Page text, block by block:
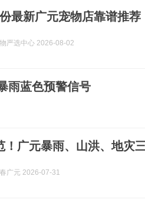
最新广元宠物店靠谱推荐
严选中心 2026-08-02
雨蓝色预警信号
！广元暴雨、山洪、地灾
广元 2026-07-31